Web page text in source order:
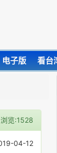
电子版 看台
浏览:1528
04-12